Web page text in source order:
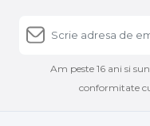
Am peste 16 ani si
conformitate